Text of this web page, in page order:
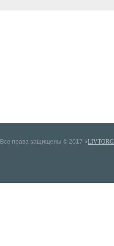
Все права защищены © 2017 «LIVTORG